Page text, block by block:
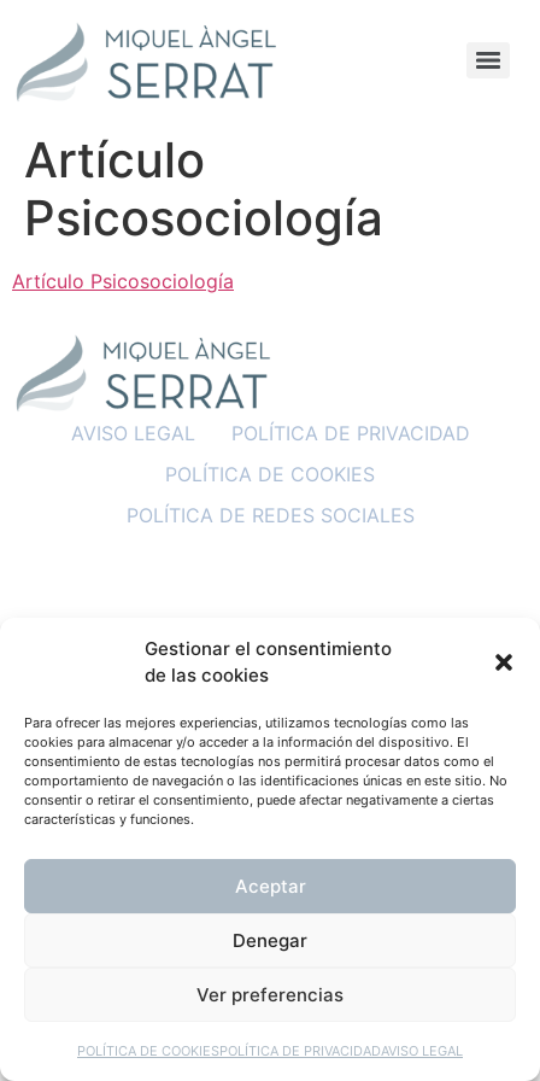
Gestionar el consentimiento
de las cookies
Para ofrecer las mejores experiencias, utilizamos tecnologías como las
cookies para almacenar y/o acceder a la información del dispositivo. El
consentimiento de estas tecnologías nos permitirá procesar datos como el
comportamiento de navegación o las identificaciones únicas en este sitio. No
consentir o retirar el consentimiento, puede afectar negativamente a ciertas
características y funciones.
Aceptar
Denegar
Ver preferencias
POLÍTICA DE COOKIESPOLÍTICA DE PRIVACIDADAVISO LEGAL
Artículo
Psicosociología
Artículo Psicosociología
AVISO LEGAL
POLÍTICA DE PRIVACIDAD
POLÍTICA DE COOKIES
POLÍTICA DE REDES SOCIALES